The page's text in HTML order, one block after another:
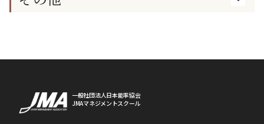
一般社団法人日本能率協会
JMAマネジメントスクール